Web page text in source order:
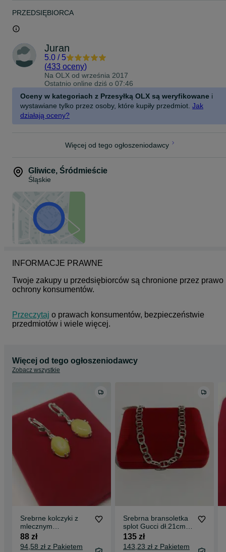
PRZEDSIĘBIORCA
Juran
5.0 / 5
(433 oceny)
Na OLX od września 2017
Ostatnio online dziś o 07:46
Oceny w kategoriach z Przesyłką OLX są weryfikowane i
wystawiane tylko przez osoby, które kupiły przedmiot. Jak
działają oceny?
Więcej od tego ogłoszeniodawcy
Gliwice, Śródmieście
Śląskie
INFORMACJE PRAWNE
Twoje zakupy u przedsiębiorców są chronione przez prawo
ochrony konsumentów.
Przeczytaj o prawach konsumentów, bezpieczeństwie
przedmiotów i wiele więcej.
Więcej od tego ogłoszeniodawcy
Zobacz wszystkie
Srebrne kolczyki z
mlecznym
bursztynem, srebro
próby 925
88 zł
94,58 zł z Pakietem
Srebrna bransoletka
splot Gucci dł.21cm,
srebro próby 925
135 zł
143,23 zł z Pakietem